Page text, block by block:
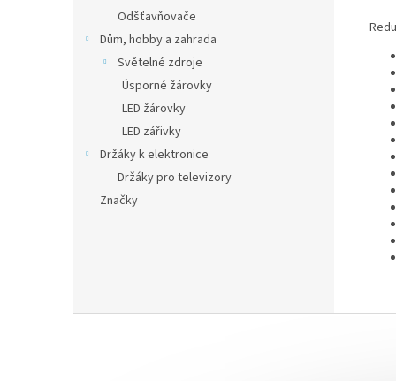
Odšťavňovače
Dům, hobby a zahrada
Světelné zdroje
Úsporné žárovky
LED žárovky
LED zářivky
Držáky k elektronice
Držáky pro televizory
Značky